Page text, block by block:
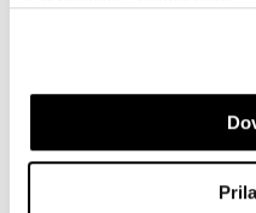
Identificirati
lastnosti (odčitavanje
Poglejte si še, kako se
nastavite svoje